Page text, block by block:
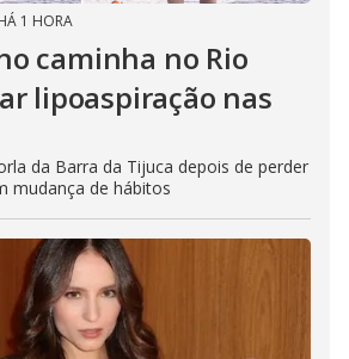
1 HORA
caminha no Rio
lipoaspiração nas
da Barra da Tijuca depois de perder
mudança de hábitos